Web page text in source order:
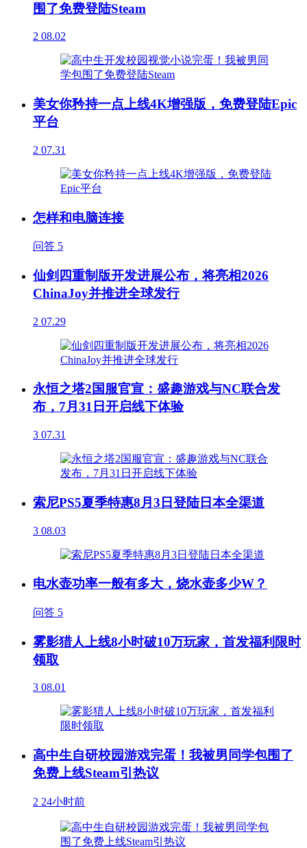
围了免费登陆Steam
2 08.02
美女你矜持一点上线4K增强版，免费登陆Epic
平台
2 07.31
怎样和电脑连接
问答 5
仙剑四重制版开发进展公布，将亮相2026
ChinaJoy并推进全球发行
2 07.29
永恒之塔2国服官宣：盛趣游戏与NC联合发
布，7月31日开启线下体验
3 07.31
索尼PS5夏季特惠8月3日登陆日本全渠道
3 08.03
电水壶功率一般有多大，烧水壶多少W？
问答 5
雾影猎人上线8小时破10万玩家，首发福利限时
领取
3 08.01
高中生自研校园游戏完蛋！我被男同学包围了
免费上线Steam引热议
2 24小时前